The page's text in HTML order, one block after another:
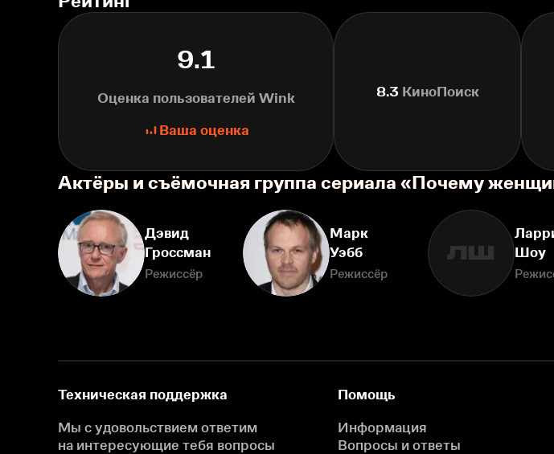
9.1
Оценка пользователей Wink
Ваша оценка
8.3 КиноПоиск
Актёры и съёмочная группа сериала «Почему
Дэвид
Гроссман
Режиссёр
Марк
Уэбб
Режиссёр
ЛШ
Шоу
Техническая поддержка
Мы с удовольствием ответим
на интересующие тебя вопросы
Помощь
Информация
Вопросы и ответы